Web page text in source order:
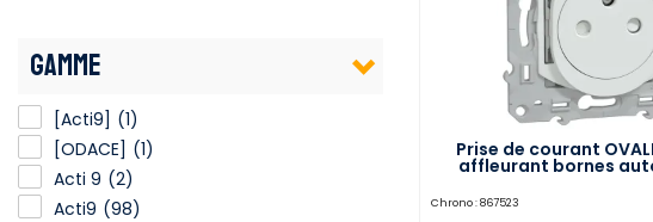
GAMME
[Acti9] (1)
[ODACE] (1)
Acti 9 (2)
Acti9 (98)
Prise de courant
affleurant bornes
blanc SCHNEIDER
Chrono :867523